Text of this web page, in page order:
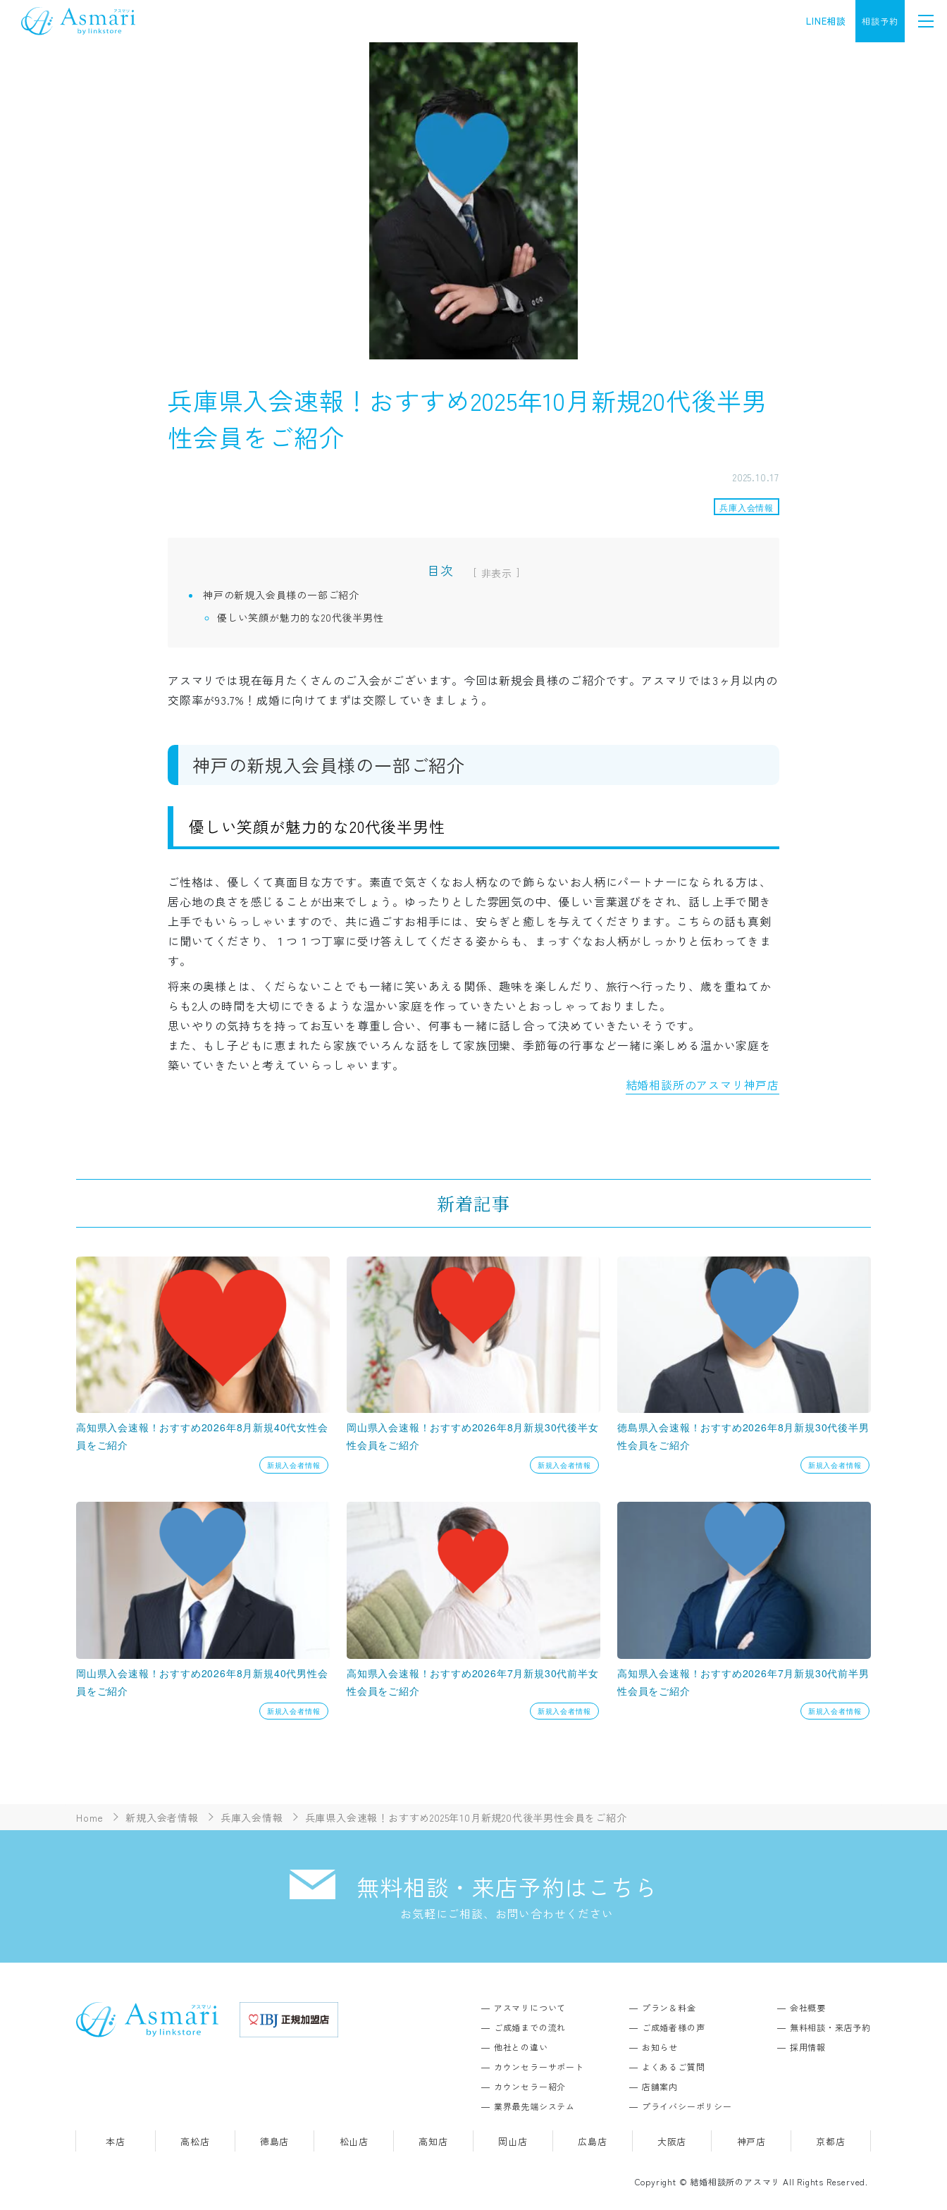
LINE相談 相談予約
兵庫県入会速報！おすすめ2025年10月新規20代後半男
性会員をご紹介
2025.10.17
兵庫入会情報
目次 [
]
神戸の新規入会員様の一部ご紹介
優しい笑顔が魅力的な20代後半男性
アスマリでは現在毎月たくさんのご入会がございます。今回は新規会員様のご紹介です。アスマリでは3ヶ月以内の
交際率が93.7%！成婚に向けてまずは交際していきましょう。
神戸の新規入会員様の一部ご紹介
優しい笑顔が魅力的な20代後半男性
ご性格は、優しくて真面目な方です。素直で気さくなお人柄なので飾らないお人柄にパートナーになられる方は、
居心地の良さを感じることが出来でしょう。ゆったりとした雰囲気の中、優しい言葉選びをされ、話し上手で聞き
上手でもいらっしゃいますので、共に過ごすお相手には、安らぎと癒しを与えてくださります。こちらの話も真剣
に聞いてくださり、１つ１つ丁寧に受け答えしてくださる姿からも、まっすぐなお人柄がしっかりと伝わってきま
す。
将来の奥様とは、くだらないことでも一緒に笑いあえる関係、趣味を楽しんだり、旅行へ行ったり、歳を重ねてか
らも2人の時間を大切にできるような温かい家庭を作っていきたいとおっしゃっておりました。
思いやりの気持ちを持ってお互いを尊重し合い、何事も一緒に話し合って決めていきたいそうです。
また、もし子どもに恵まれたら家族でいろんな話をして家族団欒、季節毎の行事など一緒に楽しめる温かい家庭を
築いていきたいと考えていらっしゃいます。
結婚相談所のアスマリ神戸店
新着記事
高知県入会速報！おすすめ2026年8月新規40代女性会
員をご紹介
新規入会者情報
岡山県入会速報！おすすめ2026年8月新規30代後半女
性会員をご紹介
新規入会者情報
徳島県入会速報！おすすめ2026年8月新規30代後半男
性会員をご紹介
新規入会者情報
岡山県入会速報！おすすめ2026年8月新規40代男性会
員をご紹介
新規入会者情報
高知県入会速報！おすすめ2026年7月新規30代前半女
性会員をご紹介
新規入会者情報
高知県入会速報！おすすめ2026年7月新規30代前半男
性会員をご紹介
新規入会者情報
Home 新規入会者情報 兵庫入会情報 兵庫県入会速報！おすすめ2025年10月新規20代後半男性会員をご紹介
無料相談・来店予約はこちら
お気軽にご相談、お問い合わせください
アスマリについて
ご成婚までの流れ
他社との違い
カウンセラーサポート
カウンセラー紹介
業界最先端システム
プラン＆料金
ご成婚者様の声
お知らせ
よくあるご質問
店舗案内
プライバシーポリシー
会社概要
無料相談・来店予約
採用情報
本店 高松店 徳島店 松山店 高知店 岡山店 広島店 大阪店 神戸店 京都店
Copyright © 結婚相談所のアスマリ All Rights Reserved.